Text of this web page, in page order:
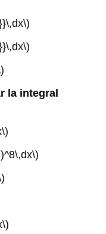
la integral